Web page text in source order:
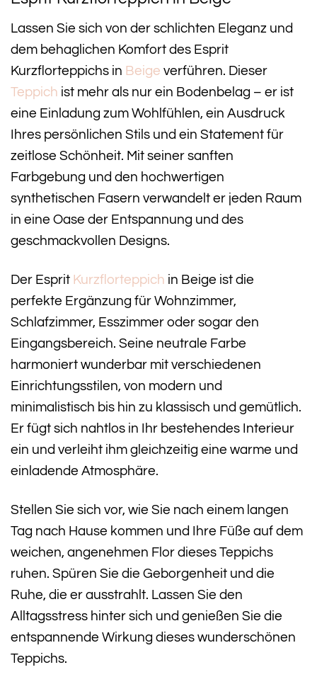
Lassen Sie sich von der schlichten Eleganz und
dem behaglichen Komfort des Esprit
Kurzflorteppichs in Beige verführen. Dieser
Teppich ist mehr als nur ein Bodenbelag – er ist
eine Einladung zum Wohlfühlen, ein Ausdruck
Ihres persönlichen Stils und ein Statement für
zeitlose Schönheit. Mit seiner sanften
Farbgebung und den hochwertigen
synthetischen Fasern verwandelt er jeden Raum
in eine Oase der Entspannung und des
geschmackvollen Designs.
Der Esprit Kurzflorteppich in Beige ist die
perfekte Ergänzung für Wohnzimmer,
Schlafzimmer, Esszimmer oder sogar den
Eingangsbereich. Seine neutrale Farbe
harmoniert wunderbar mit verschiedenen
Einrichtungsstilen, von modern und
minimalistisch bis hin zu klassisch und gemütlich.
Er fügt sich nahtlos in Ihr bestehendes Interieur
ein und verleiht ihm gleichzeitig eine warme und
einladende Atmosphäre.
Stellen Sie sich vor, wie Sie nach einem langen
Tag nach Hause kommen und Ihre Füße auf dem
weichen, angenehmen Flor dieses Teppichs
ruhen. Spüren Sie die Geborgenheit und die
Ruhe, die er ausstrahlt. Lassen Sie den
Alltagsstress hinter sich und genießen Sie die
entspannende Wirkung dieses wunderschönen
Teppichs.